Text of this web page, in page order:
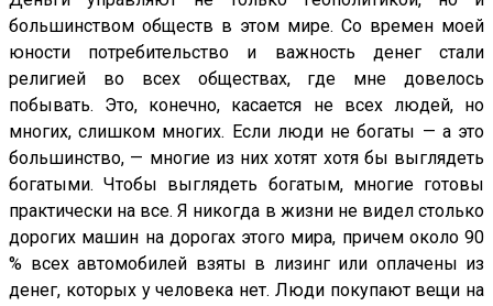
большинством обществ в этом мире. Со времен моей
юности потребительство и важность денег стали
религией во всех обществах, где мне довелось
побывать. Это, конечно, касается не всех людей, но
многих, слишком многих. Если люди не богаты — а это
большинство, — многие из них хотят хотя бы выглядеть
богатыми. Чтобы выглядеть богатым, многие готовы
практически на все. Я никогда в жизни не видел столько
дорогих машин на дорогах этого мира, причем около 90
% всех автомобилей взяты в лизинг или оплачены из
денег, которых у человека нет. Люди покупают вещи на